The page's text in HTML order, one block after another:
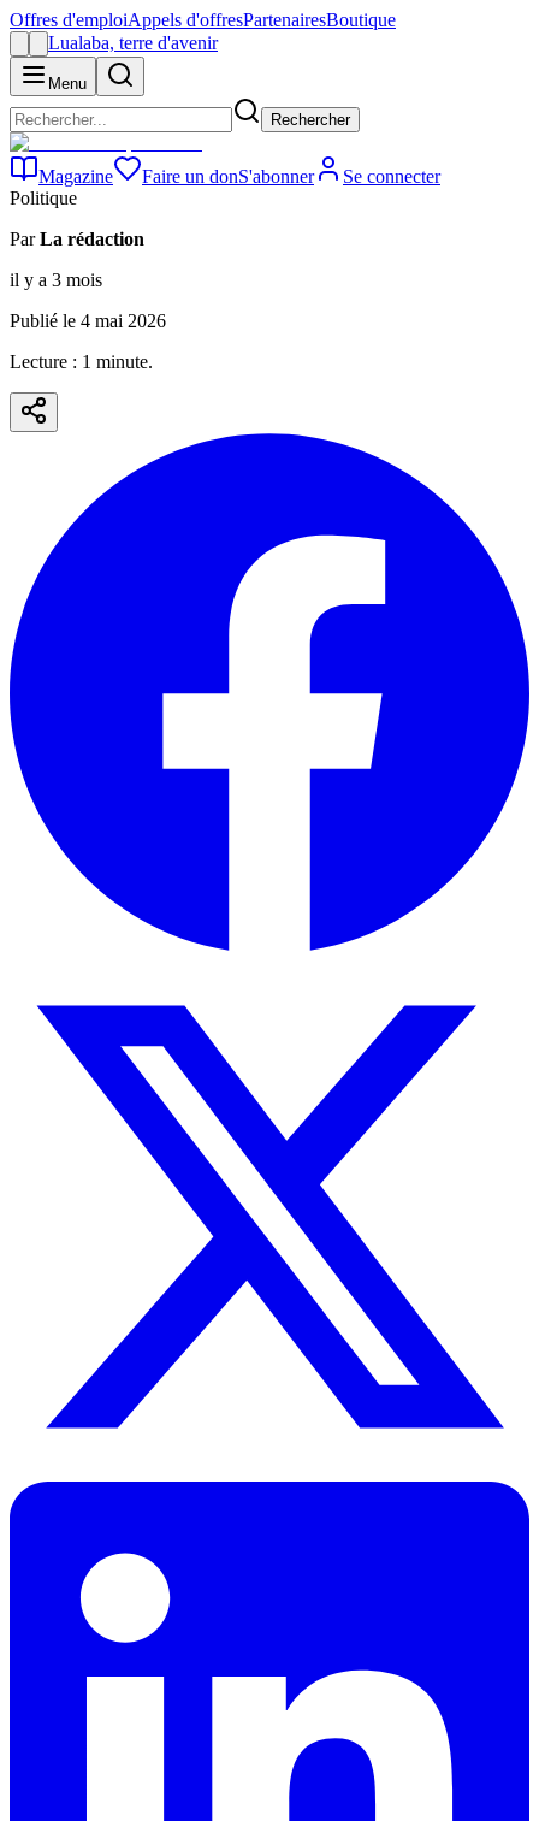
Offres d'emploiAppels d'offresPartenairesBoutique
Lualaba, terre d'avenir
Menu
Rechercher
Magazine Faire un donS'abonner
Se connecter
Politique
Par La rédaction
il y a 3 mois
Publié le 4 mai 2026
Lecture : 1 minute.